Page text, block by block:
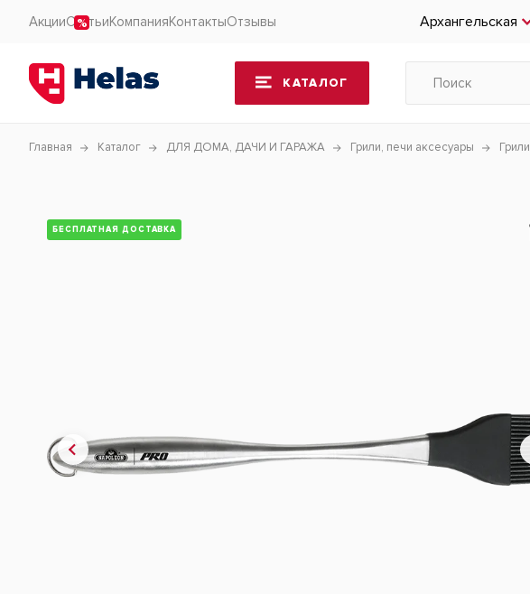
АкцииСтатьиКомпанияКонтактыОтзывы Архангельская
КАТАЛОГ
Главная Каталог ДЛЯ ДОМА, ДАЧИ И ГАРАЖА Грили, печи аксесуары Грили
БЕСПЛАТНАЯ ДОСТАВКА